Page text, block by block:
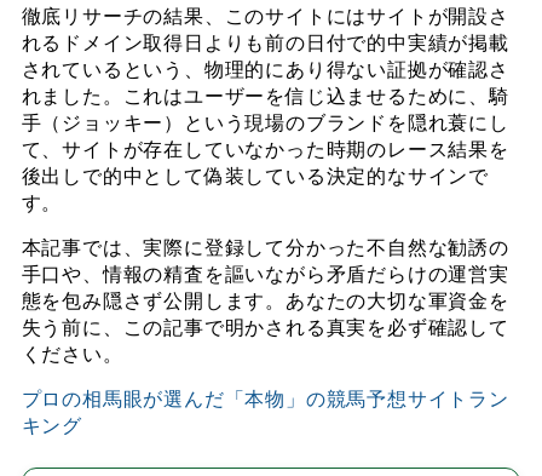
徹底リサーチの結果、このサイトにはサイトが開設さ
れるドメイン取得日よりも前の日付で的中実績が掲載
されているという、物理的にあり得ない証拠が確認さ
れました。これはユーザーを信じ込ませるために、騎
手（ジョッキー）という現場のブランドを隠れ蓑にし
て、サイトが存在していなかった時期のレース結果を
後出しで的中として偽装している決定的なサインで
す。
本記事では、実際に登録して分かった不自然な勧誘の
手口や、情報の精査を謳いながら矛盾だらけの運営実
態を包み隠さず公開します。あなたの大切な軍資金を
失う前に、この記事で明かされる真実を必ず確認して
ください。
プロの相馬眼が選んだ「本物」の競馬予想サイトラン
キング